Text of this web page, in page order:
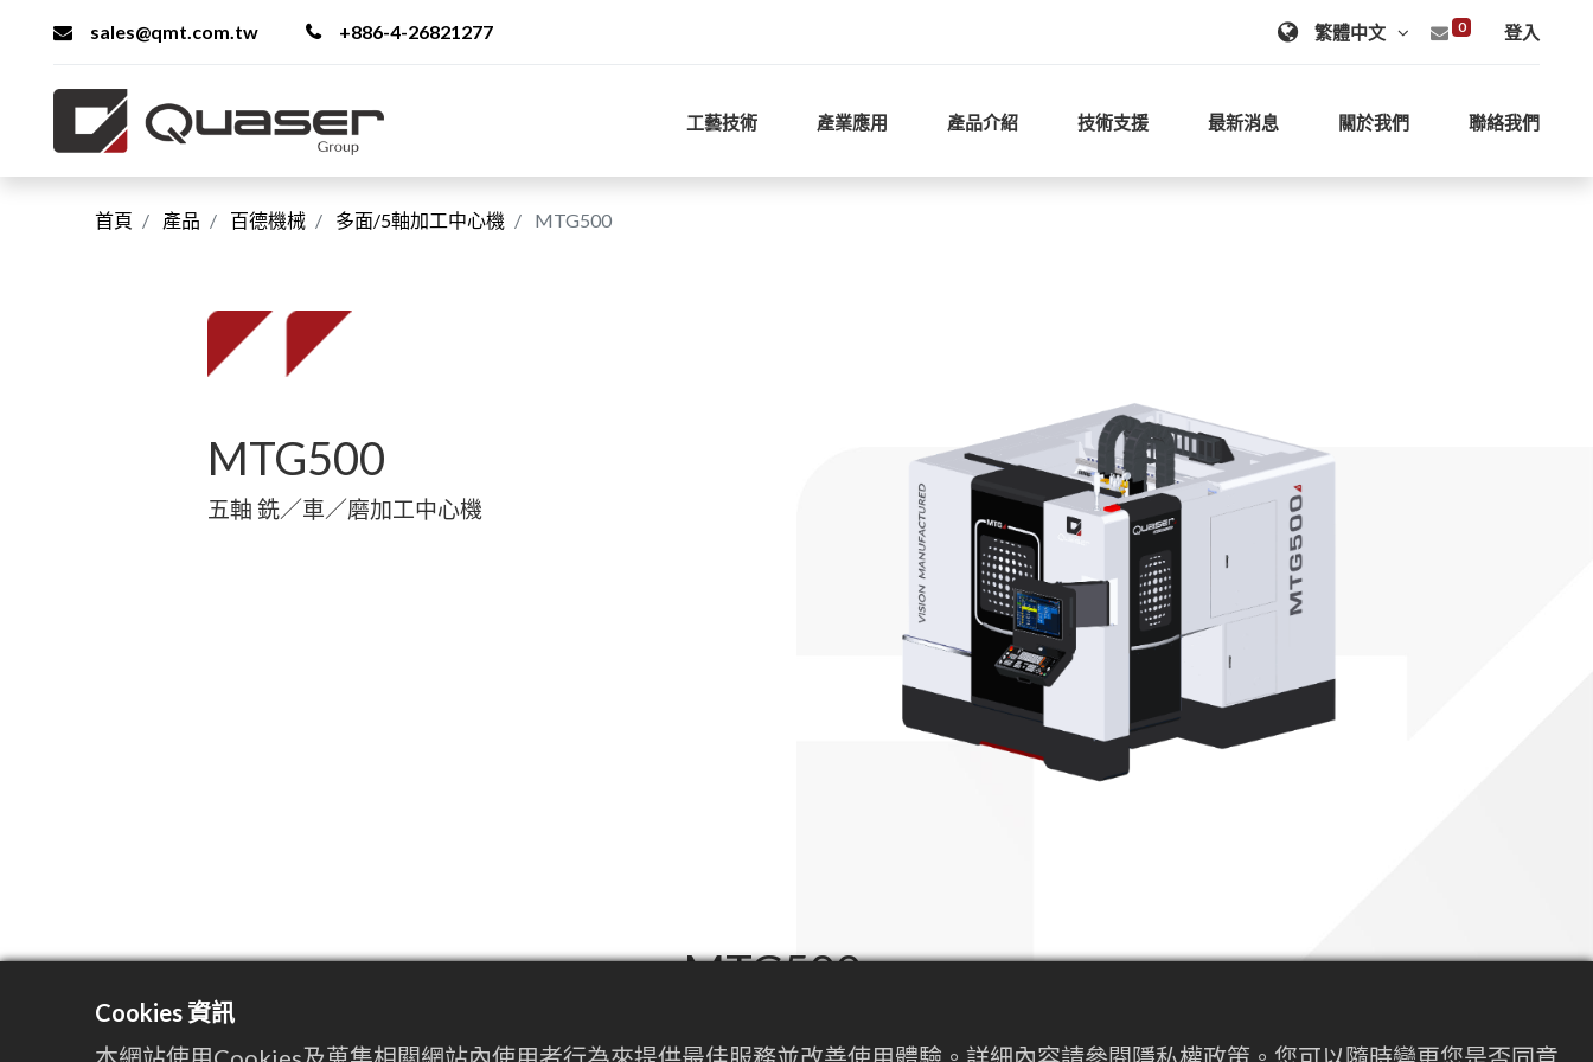
sales@qmt.com.tw +886-4-26821277 0 登入
工藝技術 產業應用 產品介紹 技術支援 最新消息 關於我們 聯絡我們
首頁 產品 百德機械 多面/5軸加工中心機 MTG500
MTG500
MTG500
五軸 銑／車／磨加工中心機
Cookies 資訊